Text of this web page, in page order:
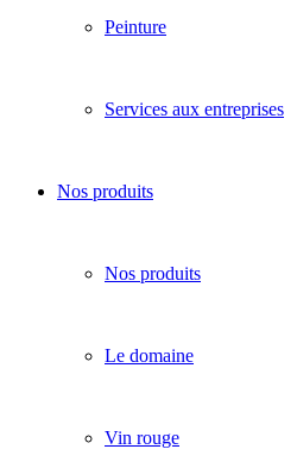
Peinture
Services aux entreprises
Nos produits
Nos produits
Le domaine
Vin rouge